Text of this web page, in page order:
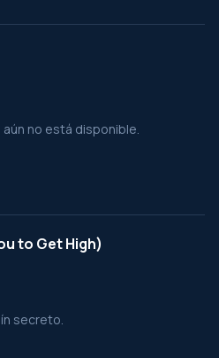
no está disponible.
to Get High)
secreto.